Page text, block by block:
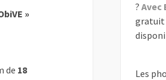
»
de 18
? Avec
gratuit
Les